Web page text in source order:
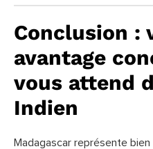
Conclusion :
avantage
vous attend
Indien
Madagascar représente